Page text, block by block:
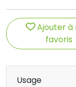
Ajouter à
favoris
Usage